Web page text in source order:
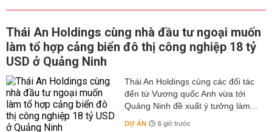
Thái An Holdings cùng nhà đầu tư ngoại muốn
làm tổ hợp cảng biển đô thị công nghiệp 18 tỷ
USD ở Quảng Ninh
Thái An Holdings cùng các đối tác
đến từ Vương quốc Anh vừa tới
Quảng Ninh đề xuất ý tưởng làm...
DỰ ÁN 6 giờ trước